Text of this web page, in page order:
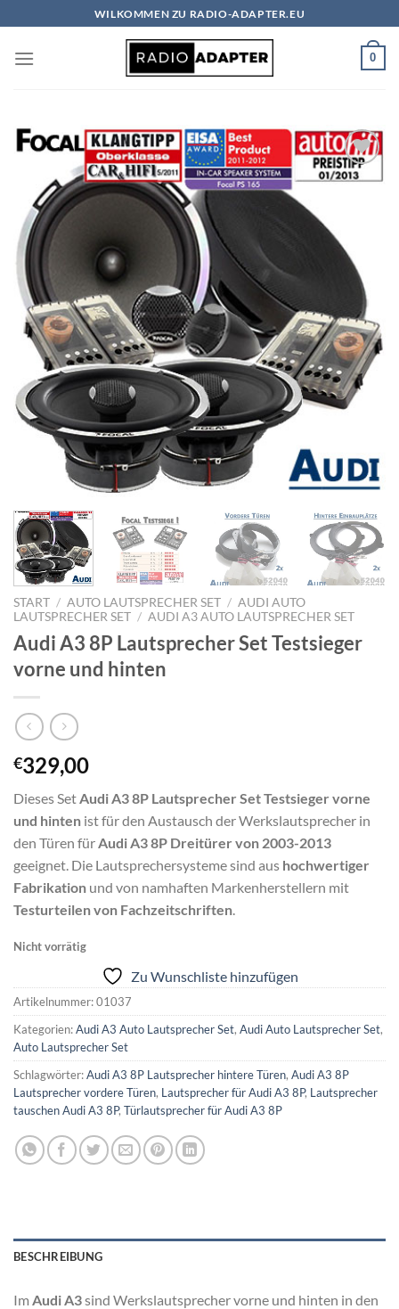
Inhalt
springen
WILKOMMEN ZU RADIO-ADAPTER.EU
0
Zu
hinzufügen
START / AUTO LAUTSPRECHER SET / AUDI AUTO
LAUTSPRECHER SET / AUDI A3 AUTO LAUTSPRECHER SET
Audi A3 8P Lautsprecher Set Testsieger
vorne und hinten
€329,00
Dieses SetAudi A3 8P Lautsprecher Set Testsieger vorne
und hinten ist für den Austausch der Werkslautsprecher in
den Türen fürAudi A3 8P Dreitürer von 2003-2013
geeignet. Die Lautsprechersysteme sind aus hochwertiger
Fabrikation und von namhaften Markenherstellern mit
Testurteilen von Fachzeitschriften.
Nicht vorrätig
Zu Wunschliste hinzufügen
Artikelnummer:01037
Kategorien:Audi A3 Auto Lautsprecher Set, Audi Auto Lautsprecher Set,
Auto Lautsprecher Set
Schlagwörter:Audi A3 8P Lautsprecher hintere Türen, Audi A3 8P
Lautsprecher vordere Türen, Lautsprecher für Audi A3 8P, Lautsprecher
tauschen Audi A3 8P, Türlautsprecher für Audi A3 8P
BESCHREIBUNG
Im Audi A3sind Werkslautsprecher vorne und hinten in den